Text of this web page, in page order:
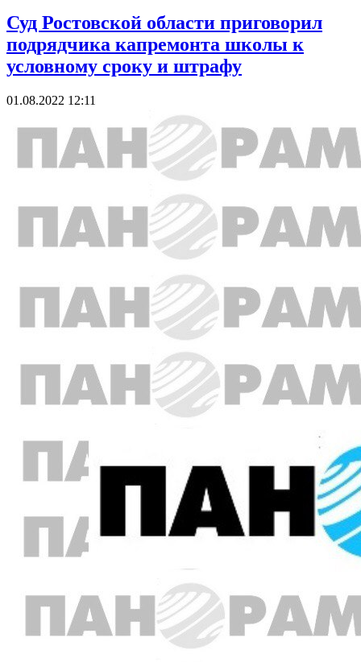
Суд Ростовской области приговорил
подрядчика капремонта школы к
условному сроку и штрафу
01.08.2022 12:11